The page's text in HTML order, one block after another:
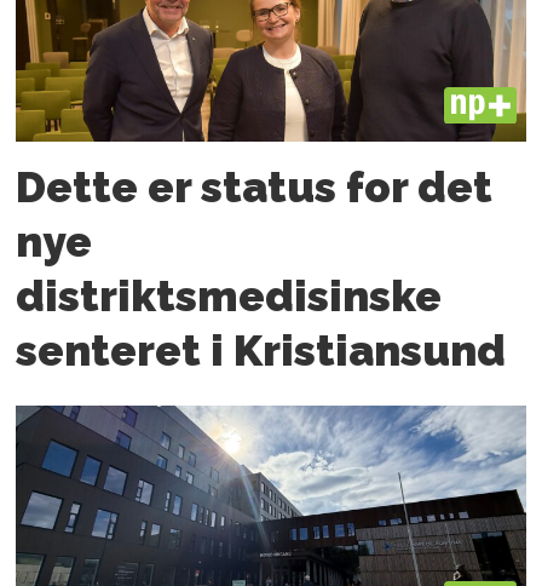
PLUS
Dette er status for det
nye
distriktsmedisinske
senteret i Kristiansund